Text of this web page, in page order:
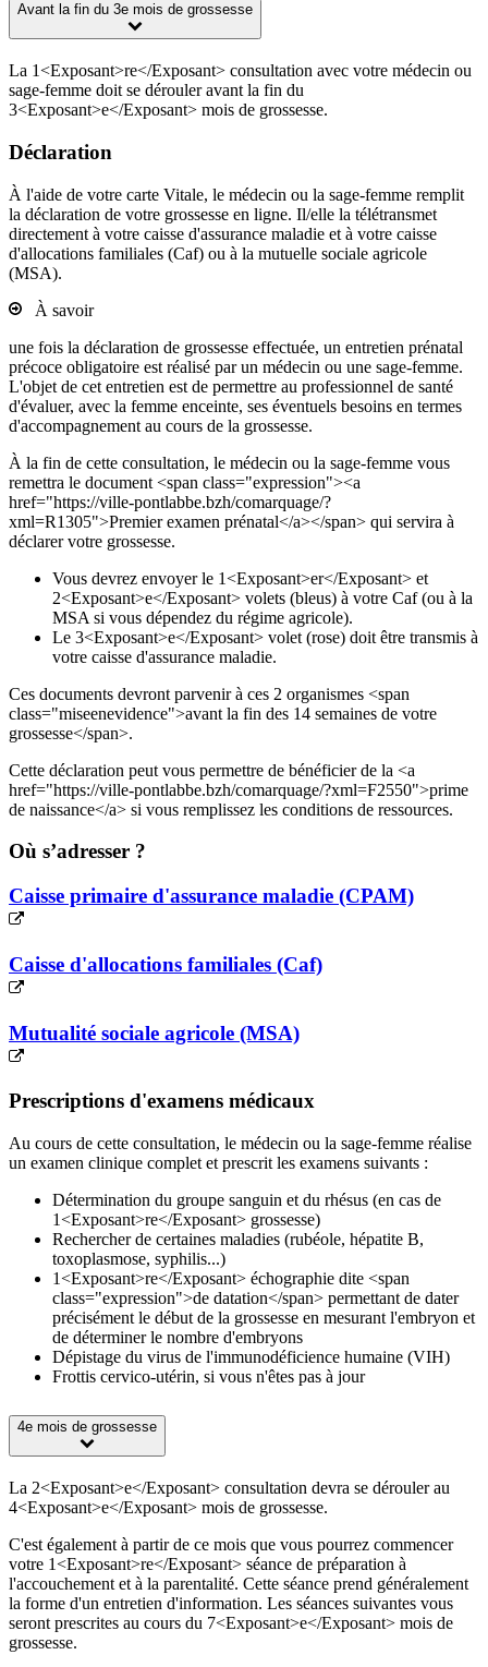
Avant la fin du 3e mois de grossesse
La 1<Exposant>re</Exposant> consultation avec votre médecin ou
sage-femme doit se dérouler avant la fin du
3<Exposant>e</Exposant> mois de grossesse.
Déclaration
À l'aide de votre carte Vitale, le médecin ou la sage-femme remplit
la déclaration de votre grossesse en ligne. Il/elle la télétransmet
directement à votre caisse d'assurance maladie et à votre caisse
d'allocations familiales (Caf) ou à la mutuelle sociale agricole
(MSA).
À savoir
une fois la déclaration de grossesse effectuée, un entretien prénatal
précoce obligatoire est réalisé par un médecin ou une sage-femme.
L'objet de cet entretien est de permettre au professionnel de santé
d'évaluer, avec la femme enceinte, ses éventuels besoins en termes
d'accompagnement au cours de la grossesse.
À la fin de cette consultation, le médecin ou la sage-femme vous
remettra le document <span class="expression"><a
href="https://ville-pontlabbe.bzh/comarquage/?
xml=R1305">Premier examen prénatal</a></span> qui servira à
déclarer votre grossesse.
Vous devrez envoyer le 1<Exposant>er</Exposant> et
2<Exposant>e</Exposant> volets (bleus) à votre Caf (ou à la
MSA si vous dépendez du régime agricole).
Le 3<Exposant>e</Exposant> volet (rose) doit être transmis à
votre caisse d'assurance maladie.
Ces documents devront parvenir à ces 2 organismes <span
class="miseenevidence">avant la fin des 14 semaines de votre
grossesse</span>.
Cette déclaration peut vous permettre de bénéficier de la <a
href="https://ville-pontlabbe.bzh/comarquage/?xml=F2550">prime
de naissance</a> si vous remplissez les conditions de ressources.
Où s’adresser ?
Caisse primaire d'assurance maladie (CPAM)
Caisse d'allocations familiales (Caf)
Mutualité sociale agricole (MSA)
Prescriptions d'examens médicaux
Au cours de cette consultation, le médecin ou la sage-femme réalise
un examen clinique complet et prescrit les examens suivants :
Détermination du groupe sanguin et du rhésus (en cas de
1<Exposant>re</Exposant> grossesse)
Rechercher de certaines maladies (rubéole, hépatite B,
toxoplasmose, syphilis...)
1<Exposant>re</Exposant> échographie dite <span
class="expression">de datation</span> permettant de dater
précisément le début de la grossesse en mesurant l'embryon et
de déterminer le nombre d'embryons
Dépistage du virus de l'immunodéficience humaine (VIH)
Frottis cervico-utérin, si vous n'êtes pas à jour
4e mois de grossesse
La 2<Exposant>e</Exposant> consultation devra se dérouler au
4<Exposant>e</Exposant> mois de grossesse.
C'est également à partir de ce mois que vous pourrez commencer
votre 1<Exposant>re</Exposant> séance de préparation à
l'accouchement et à la parentalité. Cette séance prend généralement
la forme d'un entretien d'information. Les séances suivantes vous
seront prescrites au cours du 7<Exposant>e</Exposant> mois de
grossesse.